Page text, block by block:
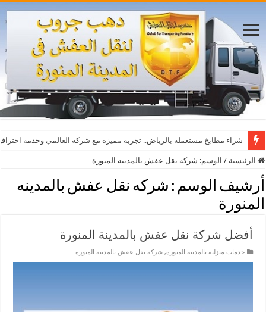
شراء مطابخ مستعملة بالرياض.. تجربة مميزة مع شركة العالمي وخدمة
أفضل مواقع مشاهدة مباريات اليوم بث مباشر بدون تقطيع
الرئيسية / الوسم: شركه نقل عفش بالمدينه المنورة
أرشيف الوسم : شركه نقل عفش بالمدينه
المنورة
أفضل شركة نقل عفش بالمدينة المنورة
خدمات منزلية بالمدينة المنورة,شركة نقل عفش بالمدينة المنورة